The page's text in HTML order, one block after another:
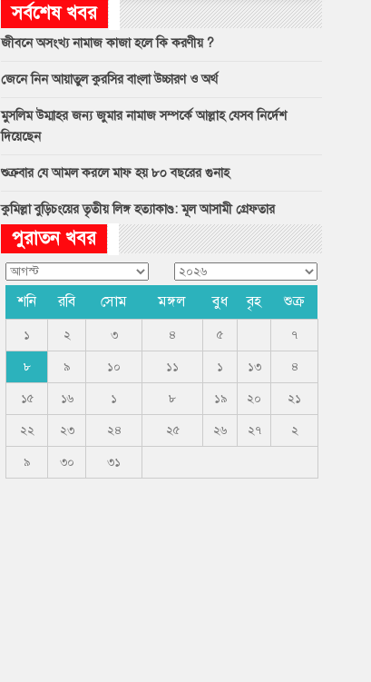
সর্বশেষ খবর
জীবনে অসংখ্য নামাজ কাজা হলে কি করণীয় ?
জেনে নিন আয়াতুল কুরসির বাংলা উচ্চারণ ও অর্থ
মুসলিম উম্মাহর জন্য জুমার নামাজ সম্পর্কে আল্লাহ যেসব নির্দেশ
দিয়েছেন
শুক্রবার যে আমল করলে মাফ হয় ৮০ বছরের গুনাহ
কুমিল্লা বুড়িচংয়ের তৃতীয় লিঙ্গ হত্যাকাণ্ড: মূল আসামী গ্রেফতার
পুরাতন খবর
শনি রবি সোম মঙ্গল বুধ বৃহ শুক্র
১ ২ ৩ ৪ ৫ ৭
৮ ৯ ১০ ১১ ১ ১৩ ৪
১৫ ১৬ ১ ৮ ১৯ ২০ ২১
২২ ২৩ ২৪ ২৫ ২৬ ২৭ ২
৯ ৩০ ৩১